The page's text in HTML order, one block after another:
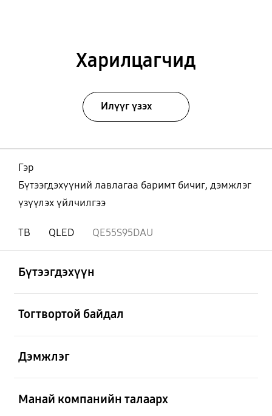
Харилцагчид
Илүүг үзэх
Гэр
Бүтээгдэхүүний лавлагаа баримт бичиг, дэмжлэг
үзүүлэх үйлчилгээ
ТВ QLED QE55S95DAU
Бүтээгдэхүүн
Тогтвортой байдал
Дэмжлэг
Манай компанийн талаарх